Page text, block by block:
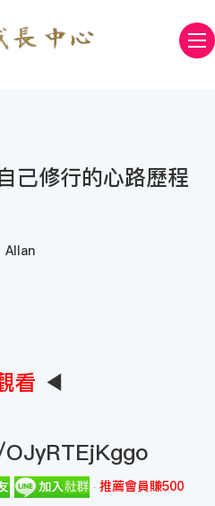
己修行的心路歷程
Allan
看 ◀
推薦會員賺500